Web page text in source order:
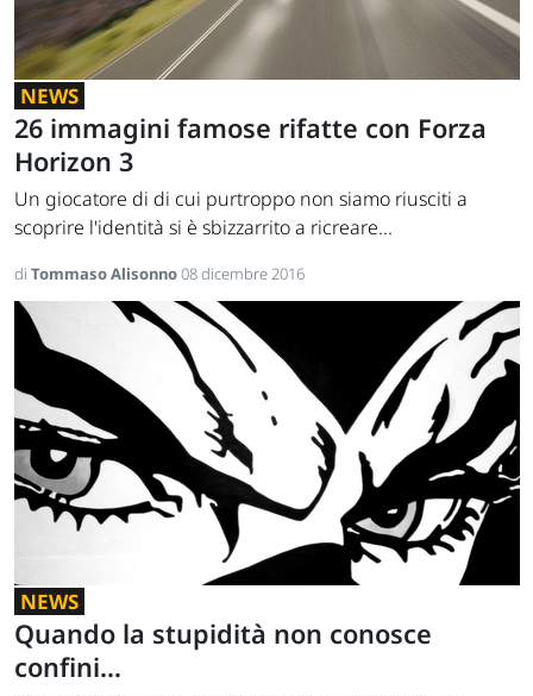
NEWS
26 immagini famose rifatte con Forza
Horizon 3
Un giocatore di di cui purtroppo non siamo riusciti a
scoprire l'identità si è sbizzarrito a ricreare...
di Tommaso Alisonno08 dicembre 2016
NEWS
Quando la stupidità non conosce
confini...